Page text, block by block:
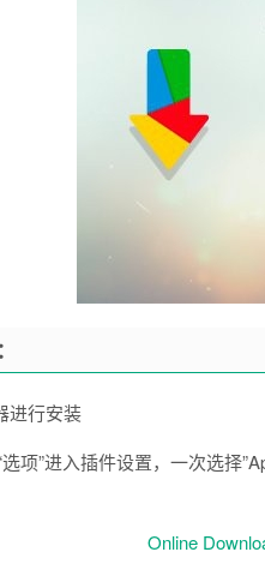
进行安装
项”进入插件设置，一次选择